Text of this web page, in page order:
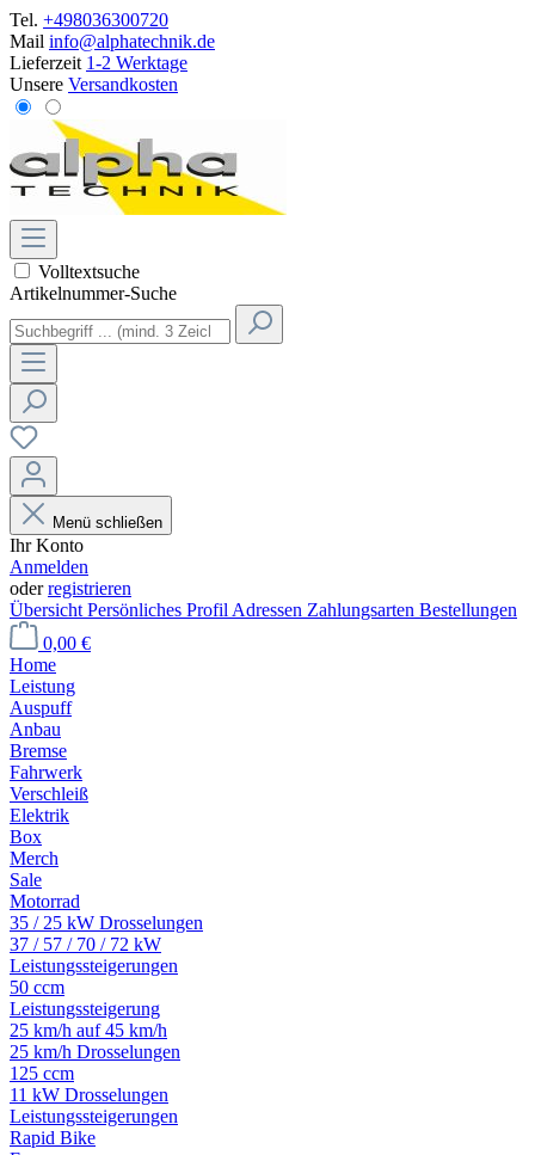
Tel. +498036300720
Mail info@alphatechnik.de
Lieferzeit 1-2 Werktage
Unsere Versandkosten
Volltextsuche
Artikelnummer-Suche
Menü schließen
Ihr Konto
Anmelden
oderregistrieren
Übersicht Persönliches Profil Adressen Zahlungsarten Bestellungen
0,00 €
Home
Leistung
Auspuff
Anbau
Bremse
Fahrwerk
Verschleiß
Elektrik
Box
Merch
Sale
Motorrad
35 / 25 kW Drosselungen
37 / 57 / 70 / 72 kW
Leistungssteigerungen
50 ccm
Leistungssteigerung
25 km/h auf 45 km/h
25 km/h Drosselungen
125 ccm
11 kW Drosselungen
Leistungssteigerungen
Rapid Bike